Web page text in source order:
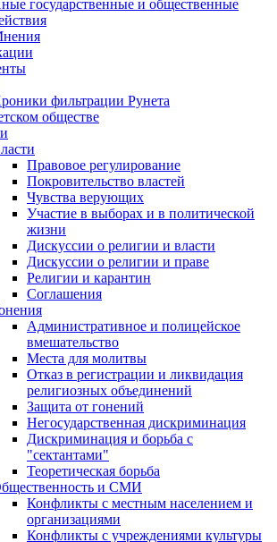
государственные и общественные
фильтрации Рунета
обществе
Правовое регулирование
Покровительство властей
Чувства верующих
Участие в выборах и в политической
жизни
Дискуссии о религии и власти
Дискуссии о религии и праве
Религии и карантин
Соглашения
Административное и полицейское
вмешательство
Места для молитвы
Отказ в регистрации и ликвидация
религиозных объединений
Защита от гонений
Негосударственная дискриминация
Дискриминация и борьба с
"сектантами"
Теоретическая борьба
и СМИ
Конфликты с местным населением и
организациями
Конфликты с учреждениями культуры